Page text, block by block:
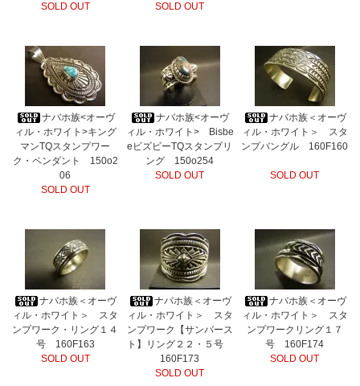
SOLD OUT
SOLD OUT
ナバホ族<オーヴ
ィル・ホワイト>キング
マンTQスタンプワー
ク・ペンダント 150o2
06
SOLD OUT
ナバホ族<オーヴ
ィル・ホワイト> Bisbe
eビズビーTQスタンプリ
ング 150o254
SOLD OUT
ナバホ族＜オーヴ
ィル・ホワイト＞ スタ
ンプバングル 160F160
SOLD OUT
ナバホ族＜オーヴ
ィル・ホワイト＞ スタ
ンプワーク・リング１４
号 160F163
SOLD OUT
ナバホ族＜オーヴ
ィル・ホワイト＞ スタ
ンプワーク【サンバース
ト】リング２２・５号
160F173
SOLD OUT
ナバホ族＜オーヴ
ィル・ホワイト＞ スタ
ンプワークリング１７
号 160F174
SOLD OUT